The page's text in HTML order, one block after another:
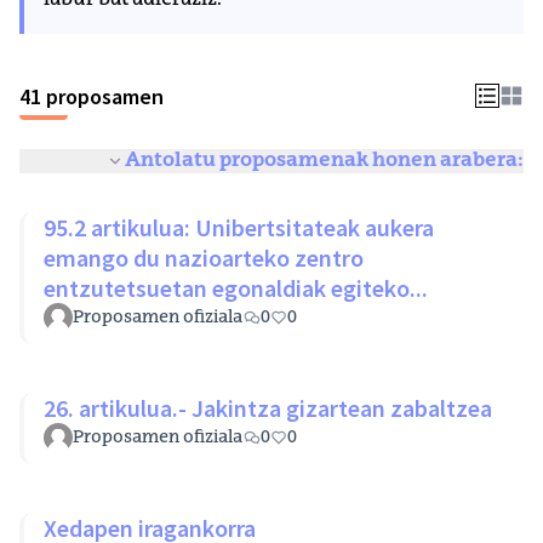
41 proposamen
Antolatu proposamenak honen arabera:
95.2 artikulua: Unibertsitateak aukera
emango du nazioarteko zentro
entzutetsuetan egonaldiak egiteko...
Proposamen ofiziala 0 0
26. artikulua.- Jakintza gizartean zabaltzea
Proposamen ofiziala 0 0
Xedapen iragankorra